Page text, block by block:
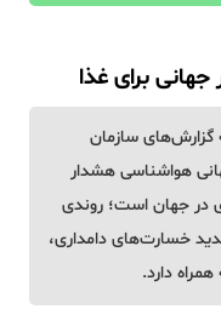
برای غذا
گزارش‌های سازمان
هواشناسی هشدار
در جهان است؛ روندی
خسارت‌های دامداری،
دارد.